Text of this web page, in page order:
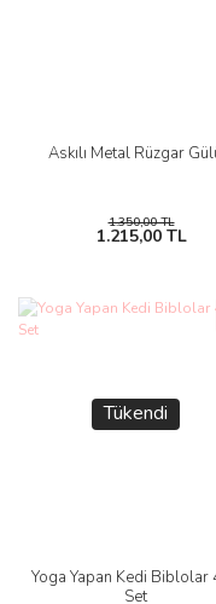
Askılı Metal Rüzgar
1.350,00 TL
1.215,00 TL
Tükendi
Yoga Yapan Kedi Biblolar
Set